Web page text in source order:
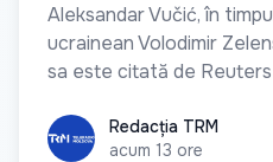
Aleksandar Vučić, în
ucrainean Volodimir
sa este citată de Reuters
Redacția TRM
Redacția TRM
acum 13 ore